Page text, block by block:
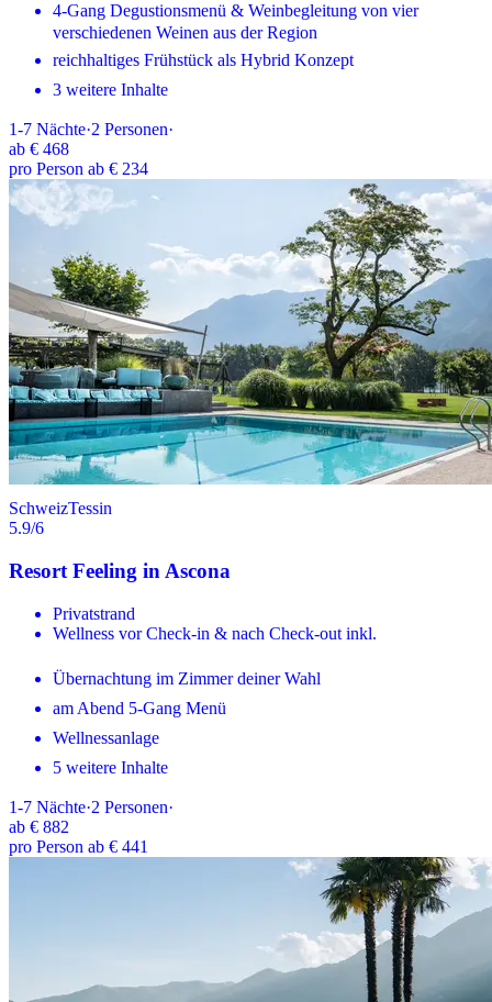
4-Gang Degustionsmenü & Weinbegleitung von vier
verschiedenen Weinen aus der Region
reichhaltiges Frühstück als Hybrid Konzept
3 weitere Inhalte
1-7 Nächte·2 Personen·
ab € 468
pro Person ab € 234
SchweizTessin
5.9/6
Resort Feeling in Ascona
Privatstrand
Wellness vor Check-in & nach Check-out inkl.
Übernachtung im Zimmer deiner Wahl
am Abend 5-Gang Menü
Wellnessanlage
5 weitere Inhalte
1-7 Nächte·2 Personen·
ab € 882
pro Person ab € 441